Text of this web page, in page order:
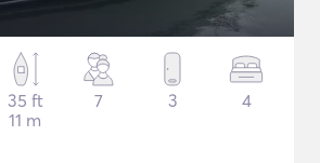
35 ft
11 m
7 3 4